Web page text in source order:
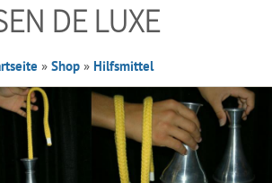
DE LUXE
» Shop » Hilfsmittel